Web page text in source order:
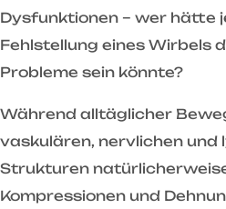
Dysfunktionen – wer hätte
Fehlstellung eines Wirbels
Probleme sein könnte?
Während alltäglicher
vaskulären, nervlichen und
Strukturen
Kompressionen und